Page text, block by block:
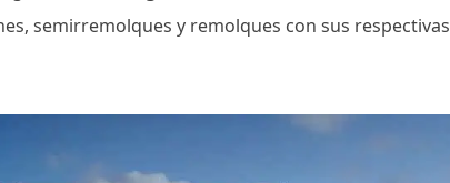
semirremolques y remolques con sus respectivas